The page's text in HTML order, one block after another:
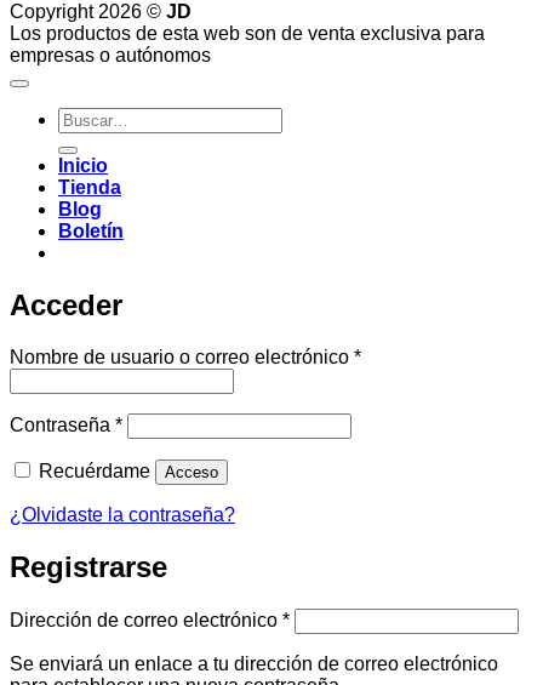
Copyright 2026 © JD
Los productos de esta web son de venta exclusiva para
empresas o autónomos
Buscar
por:
Inicio
Tienda
Blog
Boletín
Acceder
Nombre de usuario o correo electrónico *Obligatorio
Contraseña *Obligatorio
Recuérdame Acceso
¿Olvidaste la contraseña?
Registrarse
Dirección de correo electrónico *Obligatorio
Se enviará un enlace a tu dirección de correo electrónico